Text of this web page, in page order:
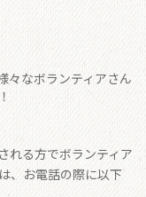
々なボランティアさん
れる方でボランティア
、お電話の際に以下